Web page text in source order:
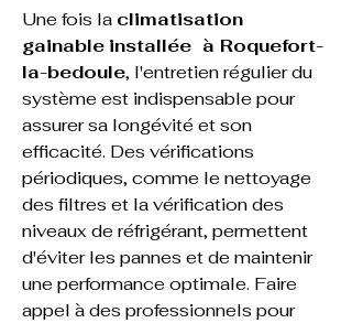
Une fois la climatisation
gainable installée  à Roquefort-
la-bedoule, l'entretien régulier du
système est indispensable pour
assurer sa longévité et son
efficacité. Des vérifications
périodiques, comme le nettoyage
des filtres et la vérification des
niveaux de réfrigérant, permettent
d'éviter les pannes et de maintenir
une performance optimale. Faire
appel à des professionnels pour